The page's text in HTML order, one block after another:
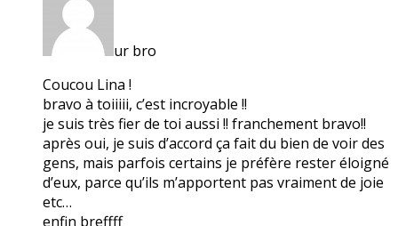
ur bro
Coucou Lina !
bravo à toiiiii, c’est incroyable !!
je suis très fier de toi aussi !! franchement bravo!!
après oui, je suis d’accord ça fait du bien de voir des
gens, mais parfois certains je préfère rester éloigné
d’eux, parce qu’ils m’apportent pas vraiment de joie
etc…
enfin breffff